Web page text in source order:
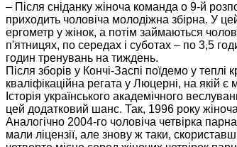
– Після сніданку жіноча команда о 9-й
приходить чоловіча молодіжна збірна. У
ергометр у жінок, а потім займаються
п'ятницях, по середах і суботах – по 3,5
годин тренувань на тиждень.
Після зборів у Кончі-Заспі поїдемо у
кваліфікаційна регата у Люцерні, на якій є
Історія українського академічного
цей додатковий шанс. Так, 1996 року
Аналогічно 2004-го чоловіча четвірка
мали ліцензії, але знову ж таки,